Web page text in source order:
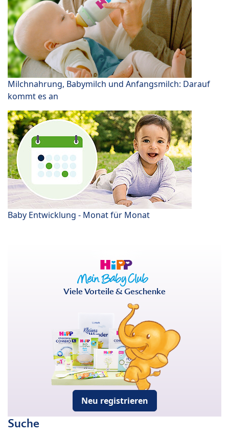
Milchnahrung, Babymilch und Anfangsmilch: Darauf
kommt es an
Baby Entwicklung - Monat für Monat
Viele Vorteile & Geschenke
Neu registrieren
Suche